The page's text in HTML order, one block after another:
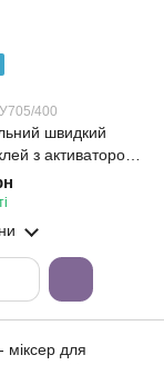
400
швидкий
з активатором